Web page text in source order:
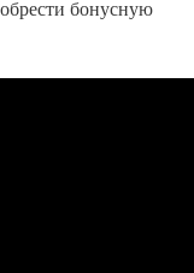
бонусную